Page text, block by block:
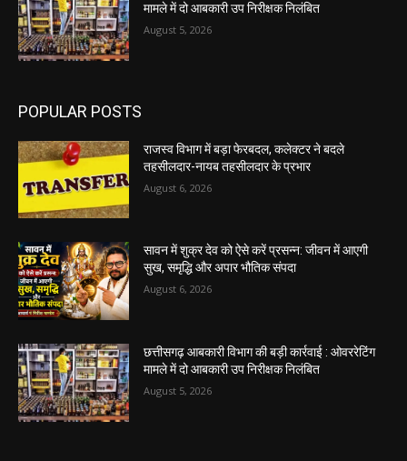
मामले में दो आबकारी उप निरीक्षक निलंबित
August 5, 2026
POPULAR POSTS
राजस्व विभाग में बड़ा फेरबदल, कलेक्टर ने बदले
तहसीलदार-नायब तहसीलदार के प्रभार
August 6, 2026
सावन में शुक्र देव को ऐसे करें प्रसन्न: जीवन में आएगी
सुख, समृद्धि और अपार भौतिक संपदा
August 6, 2026
छत्तीसगढ़ आबकारी विभाग की बड़ी कार्रवाई : ओवररेटिंग
मामले में दो आबकारी उप निरीक्षक निलंबित
August 5, 2026